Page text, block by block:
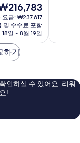
요금: ₩237,617
및 수수료 포함
18일 ~ 8월 19일
라
시
티
최
이
용
하기
인하실 수 있어요. 리워
!